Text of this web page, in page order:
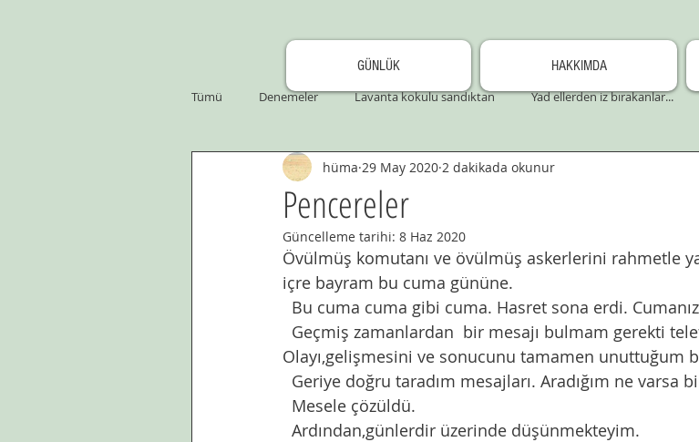
GÜNLÜK HAKKIMDA
Tümü
Denemeler Lavanta kokulu sandıktan Yad ellerden iz bırakanlar...
Pencereler
hüma 29 May 2020 2 dakikada okunur
Güncelleme tarihi: 8 Haz 2020
Övülmüş komutanı ve övülmüş askerlerini rahmetle
içre bayram bu cuma gününe.
Bu cuma cuma gibi cuma. Hasret sona erdi.
Geçmiş zamanlardan  bir mesajı bulmam gerekti
Olayı,gelişmesini ve sonucunu tamamen unuttuğum
Geriye doğru taradım mesajları. Aradığım ne varsa
  Mesele çözüldü.
  Ardından,günlerdir üzerinde düşünmekteyim.